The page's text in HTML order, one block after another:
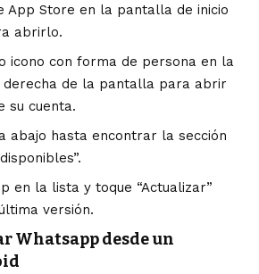
App Store en la pantalla de inicio
abrirlo.
icono con forma de persona en la
derecha de la pantalla para abrir
su cuenta.
abajo hasta encontrar la sección
en la lista y toque “Actualizar”
versión.
Whatsapp desde un